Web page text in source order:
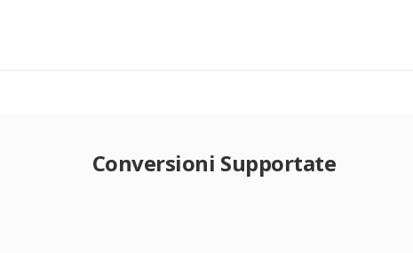
Conversioni Supportate